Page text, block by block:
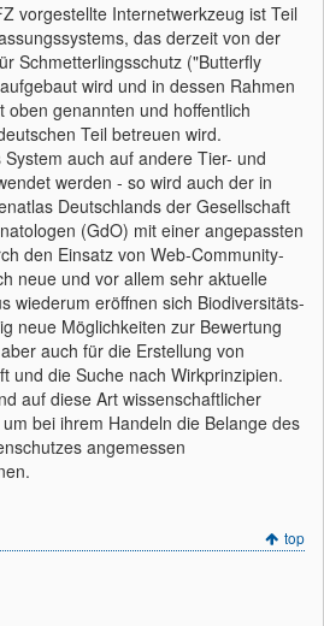
vorgestellte Internetwerkzeug ist Teil
das derzeit von der
Schmetterlingsschutz ("Butterfly
wird und in dessen Rahmen
oben genannten und hoffentlich
Teil betreuen wird.
auch auf andere Tier- und
werden - so wird auch der in
Deutschlands der Gesellschaft
(GdO) mit einer angepassten
den Einsatz von Web-Community-
neue und vor allem sehr aktuelle
wiederum eröffnen sich Biodiversitäts-
neue Möglichkeiten zur Bewertung
auch für die Erstellung von
und die Suche nach Wirkprinzipien.
auf diese Art wissenschaftlicher
bei ihrem Handeln die Belange des
angemessen
top